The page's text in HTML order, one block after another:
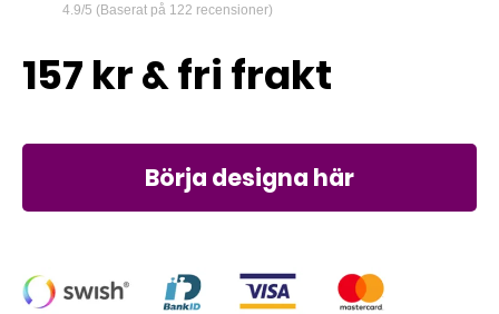
4.9/5 (Baserat på 122 recensioner)
157kr
Börja designa här